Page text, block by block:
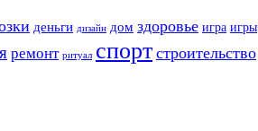
деньги дизайн дом здоровье игра игры
ремонт ритуал спорт строительство